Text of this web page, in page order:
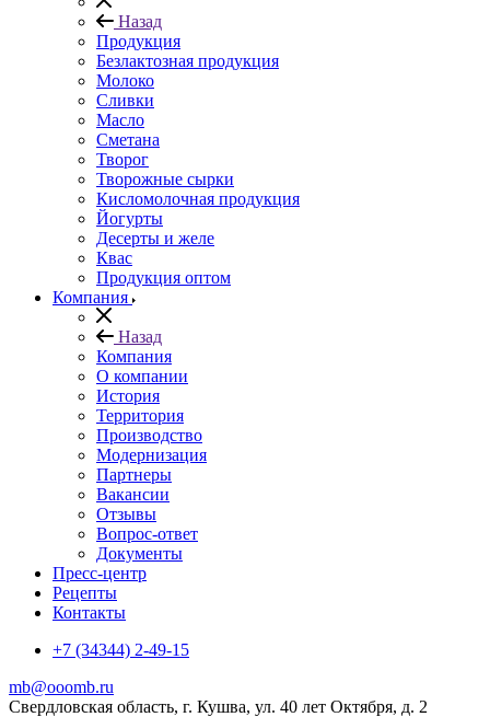
Назад
Продукция
Безлактозная продукция
Молоко
Сливки
Масло
Сметана
Творог
Творожные сырки
Кисломолочная продукция
Йогурты
Десерты и желе
Квас
Продукция оптом
Компания
Назад
Компания
О компании
История
Территория
Производство
Модернизация
Партнеры
Вакансии
Отзывы
Вопрос-ответ
Документы
Пресс-центр
Рецепты
Контакты
+7 (34344) 2-49-15
mb@ooomb.ru
Свердловская область, г. Кушва, ул. 40 лет Октября, д. 2